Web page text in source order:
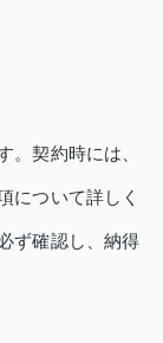
。契約時には、
について詳しく
ず確認し、納得